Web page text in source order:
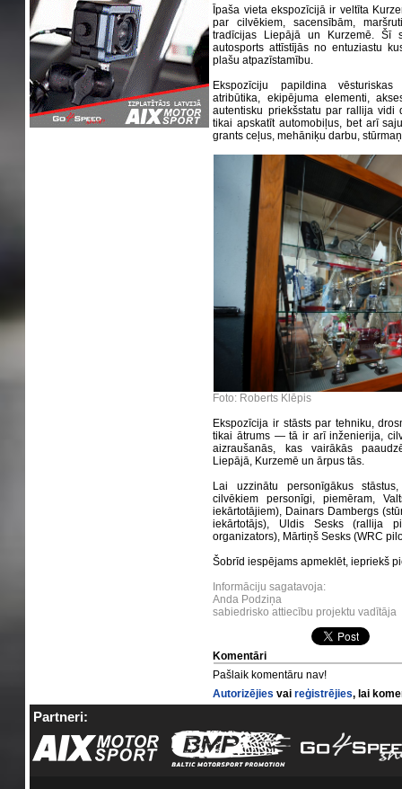
Īpaša vieta ekspozīcijā ir veltīta
par cilvēkiem, sacensībām,
tradīcijas Liepājā un Kurzemē. Šī
autosports attīstījās no entuziastu
plašu atpazīstamību.
Ekspozīciju papildina
atribūtika, ekipējuma elementi,
autentisku priekšstatu par rallija vidi
tikai apskatīt automobiļus, bet arī
grants ceļus, mehāniķu darbu,
Foto: Roberts Klēpis
Ekspozīcija ir stāsts par tehniku,
tikai ātrums — tā ir arī inženierija,
aizraušanās, kas vairākās
Liepājā, Kurzemē un ārpus tās.
Lai uzzinātu personīgākus
cilvēkiem personīgi, piemēram,
iekārtotājiem), Dainars Dambergs
iekārtotājs), Uldis Sesks (rallija
organizators), Mārtiņš Sesks (WRC
Šobrīd iespējams apmeklēt, iepriekš
Informāciju sagatavoja:
Anda Podziņa
sabiedrisko attiecību projektu vadītāja
Komentāri
Pašlaik komentāru nav!
Autorizējies vaireģistrējies, lai
Partneri: